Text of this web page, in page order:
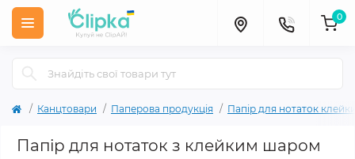
0
Канцтовари Паперова продукція Папір для нотаток
Папір для нотаток з клейким шаром